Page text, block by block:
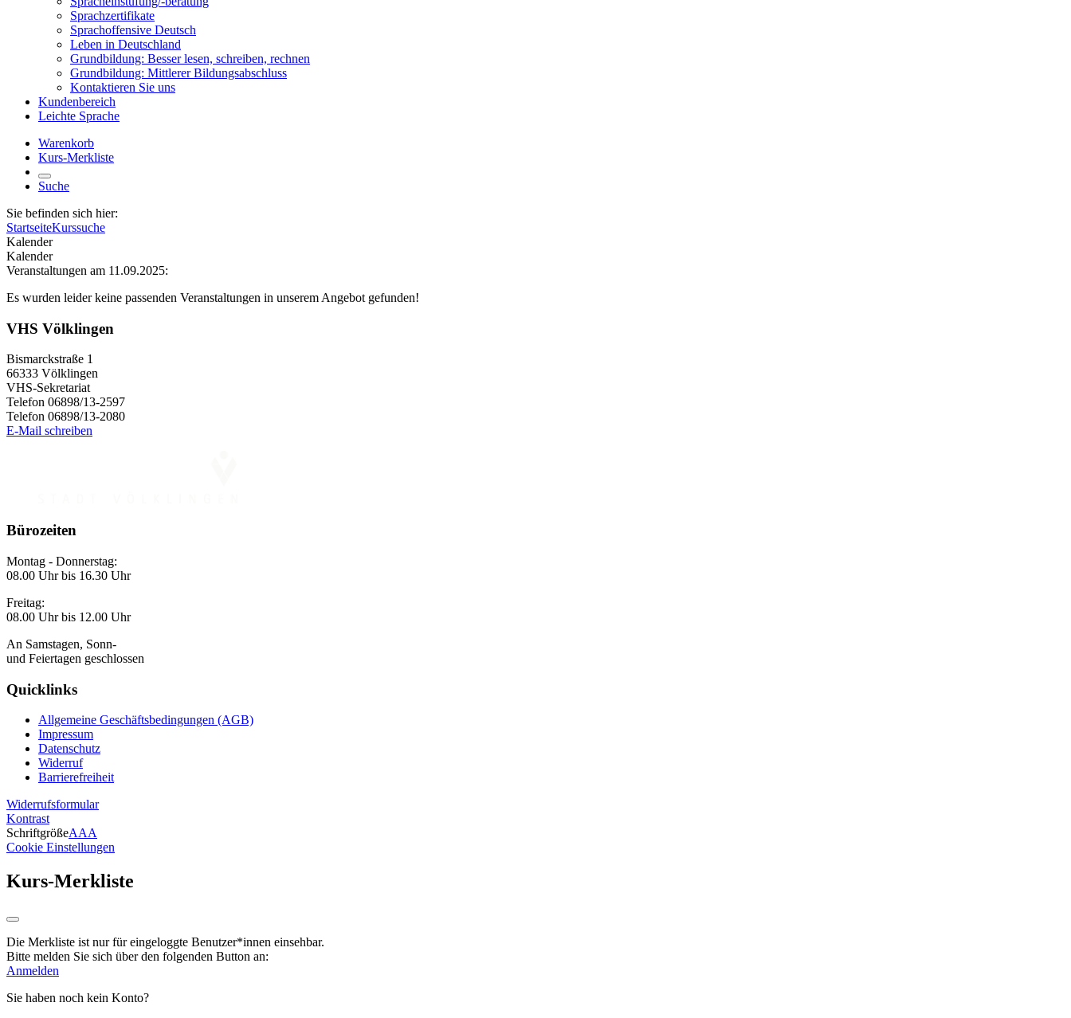
Sprachzertifikate
Sprachoffensive Deutsch
Leben in Deutschland
Grundbildung: Besser lesen, schreiben, rechnen
Grundbildung: Mittlerer Bildungsabschluss
Kontaktieren Sie uns
Kundenbereich
Leichte Sprache
Warenkorb
Kurs-Merkliste
Suche
Sie befinden sich hier:
StartseiteKurssuche
Kalender
Kalender
Veranstaltungen am 11.09.2025:
Es wurden leider keine passenden Veranstaltungen in unserem Angebot gefunden!
VHS Völklingen
Bismarckstraße 1
66333 Völklingen
VHS-Sekretariat
Telefon 06898/13-2597
Telefon 06898/13-2080
E-Mail schreiben
Bürozeiten
Montag - Donnerstag:
08.00 Uhr bis 16.30 Uhr
Freitag:
08.00 Uhr bis 12.00 Uhr
An Samstagen, Sonn-
und Feiertagen geschlossen
Quicklinks
Allgemeine Geschäftsbedingungen (AGB)
Impressum
Datenschutz
Widerruf
Barrierefreiheit
Widerrufsformular
Kontrast
SchriftgrößeAAA
Cookie Einstellungen
Kurs-Merkliste
Die Merkliste ist nur für eingeloggte Benutzer*innen einsehbar.
Bitte melden Sie sich über den folgenden Button an:
Anmelden
Sie haben noch kein Konto?